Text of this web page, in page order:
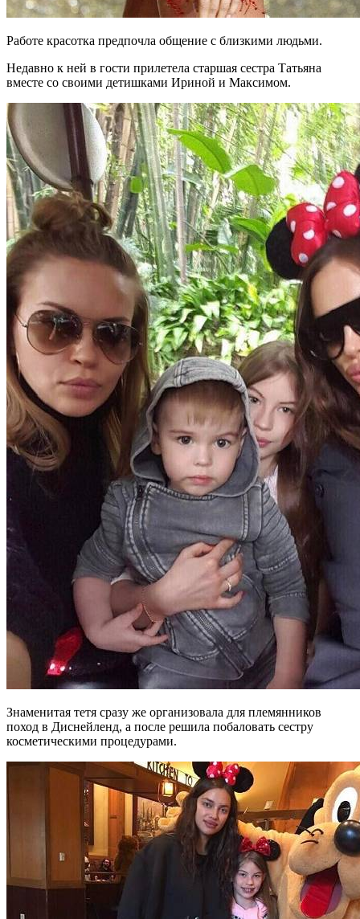
Работе красотка предпочла общение с близкими людьми.
Недавно к ней в гости прилетела старшая сестра Татьяна
вместе со своими детишками Ириной и Максимом.
Знаменитая тетя сразу же организовала для племянников
поход в Диснейленд, а после решила побаловать сестру
косметическими процедурами.